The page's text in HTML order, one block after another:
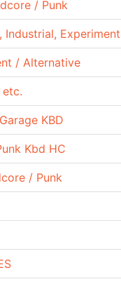
/ Punk
Industrial,
/ Alternative
etc.
KBD
Kbd HC
/ Punk